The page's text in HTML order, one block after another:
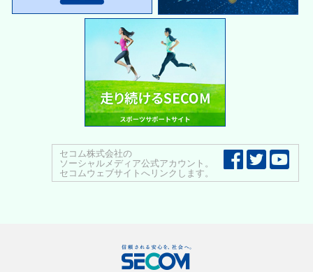
セコム株式会社の
ソーシャルメディア公式アカウント。
セコムウェブサイトへリンクします。